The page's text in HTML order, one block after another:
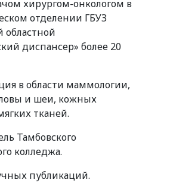
хирургом-онкологом в
отделении ГБУЗ
областной
диспансер» более 20
в области маммологии,
и шеи, кожных
тканей.
Тамбовского
колледжа.
публикаций.